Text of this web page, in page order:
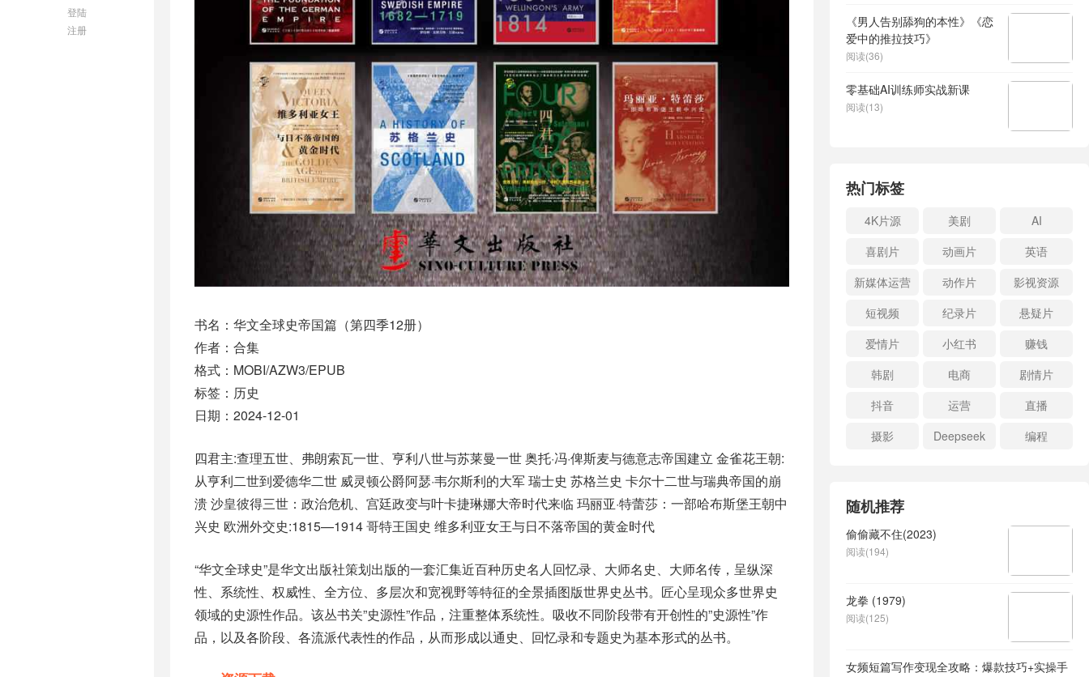
登陆
注册
书名：华文全球史帝国篇（第四季12册）
作者：合集
格式：MOBI/AZW3/EPUB
标签：历史
日期：2024-12-01
四君主:查理五世、弗朗索瓦一世、亨利八世与苏莱曼一世 奥托·冯·俾斯麦与德意志帝国建立 金雀花王朝:
从亨利二世到爱德华二世 威灵顿公爵阿瑟·韦尔斯利的大军 瑞士史 苏格兰史 卡尔十二世与瑞典帝国的崩
溃 沙皇彼得三世：政治危机、宫廷政变与叶卡捷琳娜大帝时代来临 玛丽亚·特蕾莎：一部哈布斯堡王朝中
兴史 欧洲外交史:1815—1914 哥特王国史 维多利亚女王与日不落帝国的黄金时代
“华文全球史”是华文出版社策划出版的一套汇集近百种历史名人回忆录、大师名史、大师名传，呈纵深
性、系统性、权威性、全方位、多层次和宽视野等特征的全景插图版世界史丛书。匠心呈现众多世界史
领域的史源性作品。该丛书关”史源性”作品，注重整体系统性。吸收不同阶段带有开创性的”史源性”作
品，以及各阶段、各流派代表性的作品，从而形成以通史、回忆录和专题史为基本形式的丛书。
《男人告别舔狗的本性》《恋
爱中的推拉技巧》
阅读(36)
零基础AI训练师实战新课
阅读(13)
热门标签
4K片源 美剧
AI
喜剧片
动画片
英语
新媒体运营
动作片
影视资源
短视频
纪录片
悬疑片
爱情片
小红书
赚钱
韩剧
电商
剧情片
抖音
运营
直播
摄影
Deepseek 编程
随机推荐
偷偷藏不住(2023)
阅读(194)
龙拳 (1979)
阅读(125)
女频短篇写作变现全攻略：爆款技巧+实操手